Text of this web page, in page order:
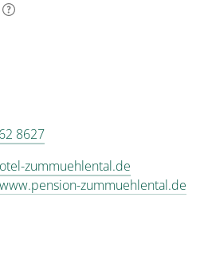
8627
zummuehlental.de
zummuehlental.de